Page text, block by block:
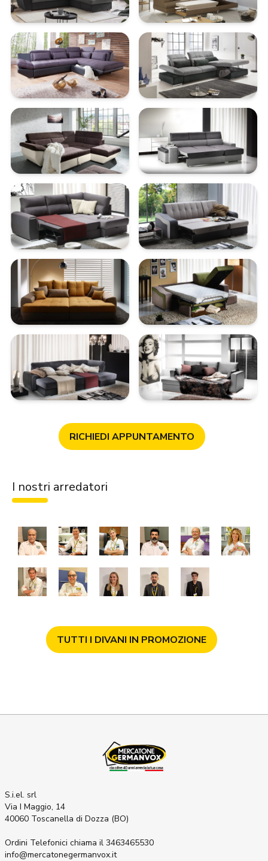
RICHIEDI APPUNTAMENTO
I nostri arredatori
TUTTI I DIVANI IN PROMOZIONE
S.i.el. srl
Via I Maggio, 14
40060 Toscanella di Dozza (BO)
Ordini Telefonici chiama il 3463465530
info@mercatonegermanvox.it